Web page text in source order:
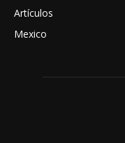
Artículos
Mexico